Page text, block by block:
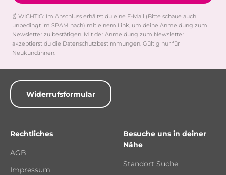
☝️ WICHTIG: Im Anschluss erhältst du eine E-Mail (Bitte schaue auch
unbedingt im SPAM nach) mit einem Link, um deine Anmeldung zum
Newsletter zu bestätigen. Mit der Anmeldung zum Newsletter
akzeptierst du die Datenschutzbestimmungen. Gültig nur für
Neukund:innen.
Widerrufsformular
Rechtliches
AGB
Impressum
Besuche uns in deiner
Nähe
Standort Suche